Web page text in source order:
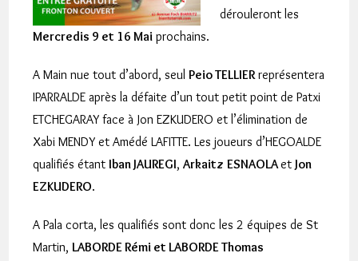
dérouleront les
Mercredis 9 et 16 Mai prochains.
A Main nue tout d’abord, seulPeio TELLIERreprésentera
IPARRALDE après la défaite d’un tout petit point de Patxi
ETCHEGARAY face à Jon EZKUDERO et l’élimination de
Xabi MENDY et Amédé LAFITTE. Les joueurs d’HEGOALDE
qualifiés étant Iban JAUREGI,Arkaitz ESNAOLAetJon
EZKUDERO.
A Pala corta, les qualifiés sont donc les 2 équipes de St
Martin, LABORDE Rémi et LABORDE Thomas